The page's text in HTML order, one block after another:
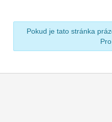
Pokud je tato stránka